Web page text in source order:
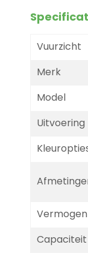
Vuurzicht
Merk
Model
Uitvoering
Capaciteit